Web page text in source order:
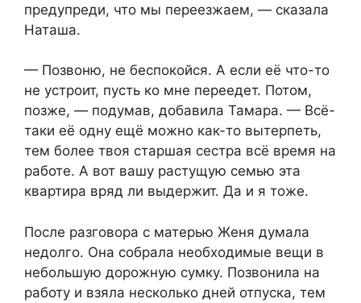
предупреди, что мы переезжаем, — сказала
Наташа.
— Позвоню, не беспокойся. А если её что-то
не устроит, пусть ко мне переедет. Потом,
позже, — подумав, добавила Тамара. — Всё-
таки её одну ещё можно как-то вытерпеть,
тем более твоя старшая сестра всё время на
работе. А вот вашу растущую семью эта
квартира вряд ли выдержит. Да и я тоже.
После разговора с матерью Женя думала
недолго. Она собрала необходимые вещи в
небольшую дорожную сумку. Позвонила на
работу и взяла несколько дней отпуска, тем